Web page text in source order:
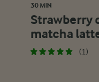
30 MIN
Strawberry
matcha
(1)